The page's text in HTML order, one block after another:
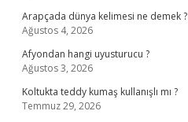
Arapçada dünya kelimesi ne demek ?
Ağustos 4, 2026
Afyondan hangi uyusturucu ?
Ağustos 3, 2026
Koltukta teddy kumaş kullanışlı mı ?
Temmuz 29, 2026